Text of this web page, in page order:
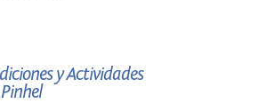
y Actividades